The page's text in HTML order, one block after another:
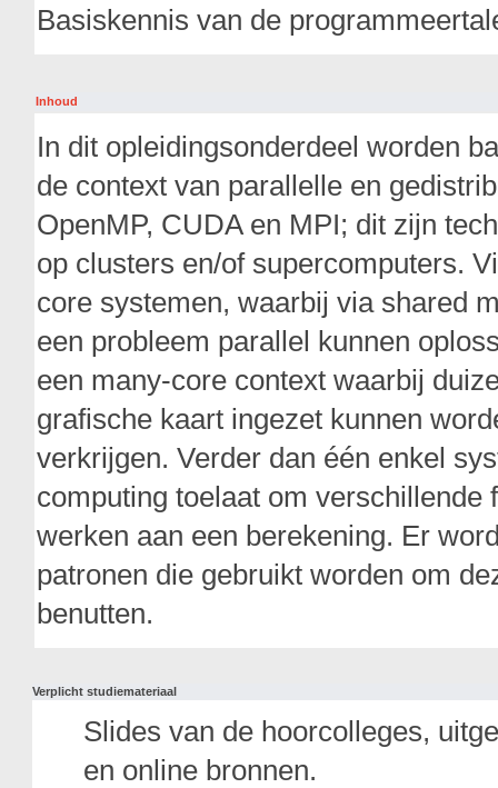
Basiskennis van de
Inhoud
In dit opleidingsonderdeel worden
de context van parallelle en
OpenMP, CUDA en MPI; dit zijn
op clusters en/of supercomputers.
core systemen, waarbij via shared
een probleem parallel kunnen
een many-core context waarbij
grafische kaart ingezet kunnen
verkrijgen. Verder dan één enkel
computing toelaat om
werken aan een berekening. Er
patronen die gebruikt worden om
benutten.
Verplicht studiemateriaal
Slides van de hoorcolleges,
en online bronnen.